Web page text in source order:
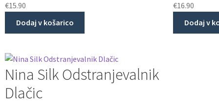
€15.90
Dodaj v košarico
€16.90
Dodaj v
Nina Silk Odstranjevalnik
Dlačic